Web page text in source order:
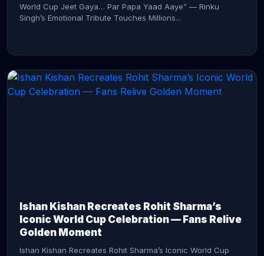
World Cup Jeet Gaya… Par Papa Yaad Aaye” — Rinku
Singh’s Emotional Tribute Touches Millions...
Ishan Kishan Recreates Rohit Sharma’s
Iconic World Cup Celebration — Fans Relive
Golden Moment
Ishan Kishan Recreates Rohit Sharma’s Iconic World Cup